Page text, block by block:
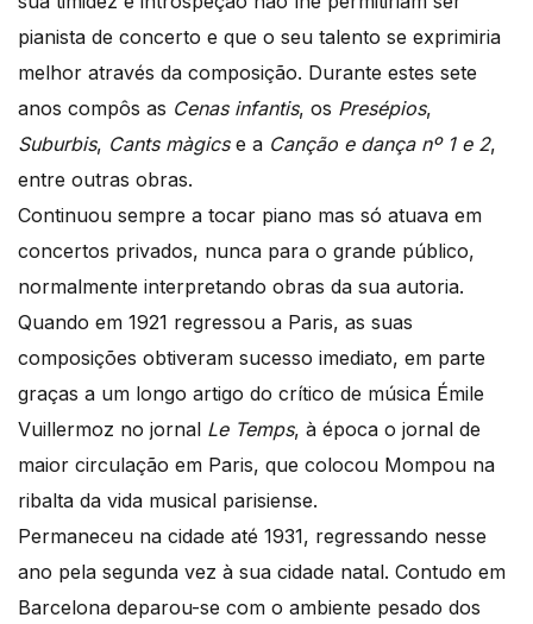
pianista de concerto e que o seu talento se exprimiria
melhor através da composição. Durante estes sete
anos compôs as Cenas infantis, os Presépios,
Suburbis, Cants màgicse a Canção e dança nº 1 e 2,
entre outras obras.
Continuou sempre a tocar piano mas só atuava em
concertos privados, nunca para o grande público,
normalmente interpretando obras da sua autoria.
Quando em 1921 regressou a Paris, as suas
composições obtiveram sucesso imediato, em parte
graças a um longo artigo do crítico de música Émile
Vuillermoz no jornal Le Temps, à época o jornal de
maior circulação em Paris, que colocou Mompou na
ribalta da vida musical parisiense.
Permaneceu na cidade até 1931, regressando nesse
ano pela segunda vez à sua cidade natal. Contudo em
Barcelona deparou-se com o ambiente pesado dos